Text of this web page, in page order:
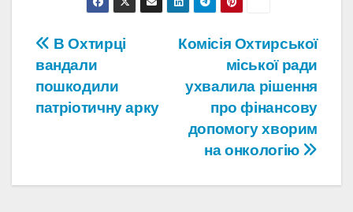
Навігація
записів
Комісія Охтирської
міської ради
ухвалила рішення
про фінансову
допомогу хворим
на онкологію
В Охтирці
вандали
пошкодили
патріотичну арку